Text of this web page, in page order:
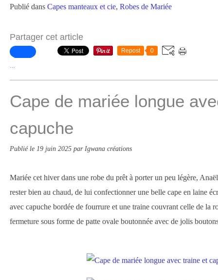
Publié dans Capes manteaux et cie, Robes de Mariée
Partager cet article
Repost 0
Cape de mariée longue
capuche
Publié le 19 juin 2025 par Igwana créations
Mariée cet hiver dans une robe du prêt à porter un peu légère,
rester bien au chaud, de lui confectionner une belle cape en laine
avec capuche bordée de fourrure et une traine couvrant celle de la
fermeture sous forme de patte ovale boutonnée avec de jolis